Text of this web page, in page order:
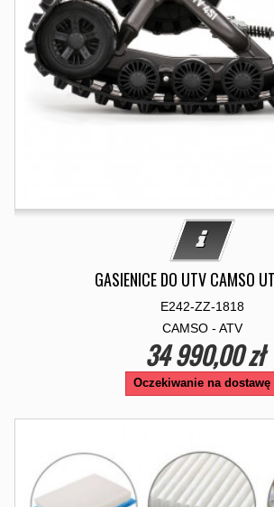
GASIENICE DO UTV CAMSO
E242-ZZ-1818
CAMSO - ATV
34 990,00 zł
Oczekiwanie na dostawę